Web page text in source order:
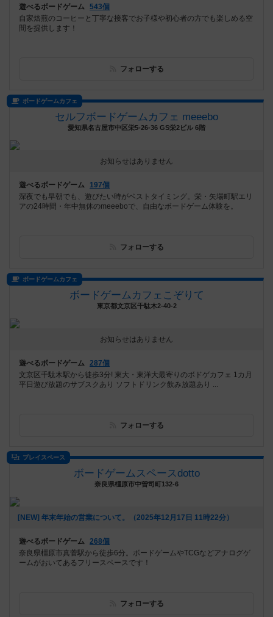
遊べるボードゲーム 543個
自家焙煎のコーヒーと丁寧な接客でお子様や初心者の方でも楽しめる空
間を提供します！
フォローする
ボードゲームカフェ
セルフボードゲームカフェ meeebo
愛知県名古屋市中区栄5-26-36 GS栄2ビル 6階
お知らせはありません
遊べるボードゲーム
197個
深夜でも早朝でも、遊びたい時がベストタイミング。栄・矢場町駅エリ
アの24時間・年中無休のmeeeboで、自由なボードゲーム体験を。
フォローする
ボードゲームカフェ
ボードゲームカフェこぞりて
東京都文京区千駄木2-40-2
お知らせはありません
遊べるボードゲーム 287個
文京区千駄木駅から徒歩3分! 東大・東洋大最寄りのボドゲカフェ 1カ月
平日遊び放題のサブスクあり ソフトドリンク飲み放題あり ...
フォローする
プレイスペース
ボードゲームスペースdotto
奈良県橿原市中曽司町132-6
[NEW] 年末年始の営業について。（2025年12月17日 11時22分）
遊べるボードゲーム 268個
奈良県橿原市真菅駅から徒歩6分。ボードゲームやTCGなどアナログゲ
ームがおいてあるフリースペースです！
フォローする